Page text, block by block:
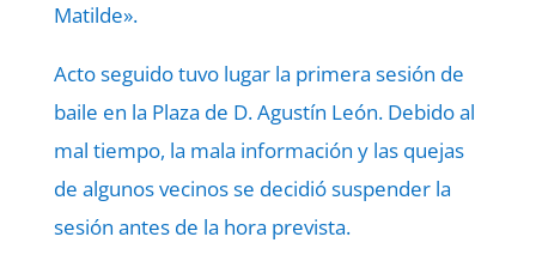
Matilde».
Acto seguido tuvo lugar la primera sesión de
baile en la Plaza de D. Agustín León. Debido al
mal tiempo, la mala información y las quejas
de algunos vecinos se decidió suspender la
sesión antes de la hora prevista.